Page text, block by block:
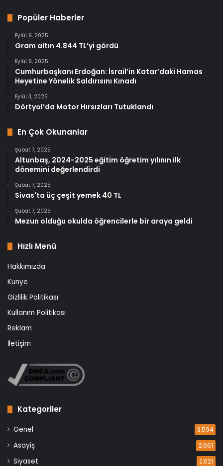
Popüler Haberler
Eylül 9, 2025
Gram altın 4.844 TL’yi gördü
Eylül 9, 2025
Cumhurbaşkanı Erdoğan: İsrail’in Katar’daki Hamas
Heyetine Yönelik Saldırısını Kınadı
Eylül 3, 2025
Dörtyol’da Motor Hırsızları Tutuklandı
En Çok Okunanlar
Şubat 7, 2025
Altunbaş, 2024-2025 eğitim öğretim yılının ilk
dönemini değerlendirdi
Şubat 7, 2025
Sivas'ta üç çeşit yemek 40 TL
Şubat 7, 2025
Mezun olduğu okulda öğrencilerle bir araya geldi
Hızlı Menü
Hakkımızda
Künye
Gizlilik Politikası
Kullanım Politikası
Reklam
İletişim
Kategoriler
Genel 3.594
Asayiş 2.661
Siyaset 2.021